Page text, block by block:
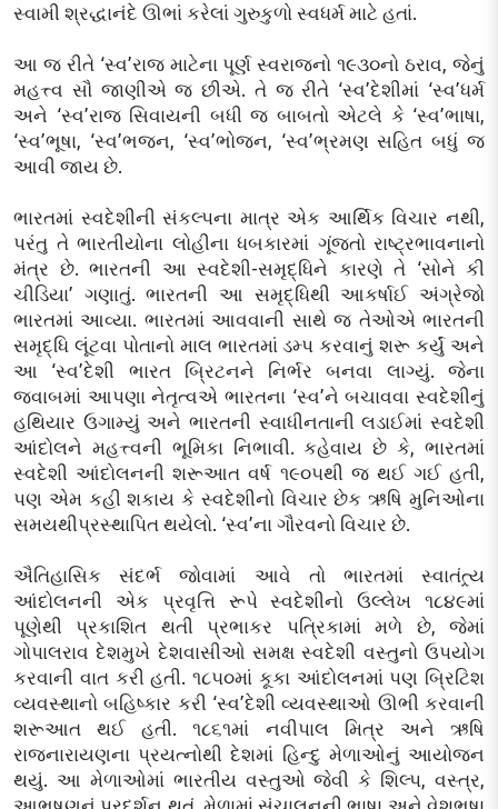
સ્વામી શ્રદ્ધાનંદે ઊભાં કરેલાં ગુરુકુળો સ્વધર્મ માટે હતાં.
આ જ રીતે ‘સ્વ’રાજ માટેના પૂર્ણ સ્વરાજનો ૧૯૩૦નો ઠરાવ, જેનું
મહત્ત્વ સૌ જાણીએ જ છીએ. તે જ રીતે ‘સ્વ’દેશીમાં ‘સ્વ’ધર્મ
અને ‘સ્વ’રાજ સિવાયની બધી જ બાબતો એટલે કે ‘સ્વ’ભાષા,
‘સ્વ’ભૂષા, ‘સ્વ’ભજન, ‘સ્વ’ભોજન, ‘સ્વ’ભ્રમણ સહિત બધું જ
આવી જાય છે.
ભારતમાં સ્વદેશીની સંકલ્પના માત્ર એક આર્થિક વિચાર નથી,
પરંતુ તે ભારતીયોના લોહીના ધબકારમાં ગૂંજતો રાષ્ટ્રભાવનાનો
મંત્ર છે. ભારતની આ સ્વદેશી-સમૃદ્ધિને કારણે તે ‘સોને કી
ચીડિયા’ ગણાતું. ભારતની આ સમૃદ્ધિથી આકર્ષાઈ અંગ્રેજો
ભારતમાં આવ્યા. ભારતમાં આવવાની સાથે જ તેઓએ ભારતની
સમૃદ્ધિ લૂંટવા પોતાનો માલ ભારતમાં ડમ્પ કરવાનું શરૂ કર્યું અને
આ ‘સ્વ’દેશી ભારત બ્રિટનને નિર્ભર બનવા લાગ્યું. જેના
જવાબમાં આપણા નેતૃત્વએ ભારતના ‘સ્વ’ને બચાવવા સ્વદેશીનું
હથિયાર ઉગામ્યું અને ભારતની સ્વાધીનતાની લડાઈમાં સ્વદેશી
આંદોલને મહત્ત્વની ભૂમિકા નિભાવી. કહેવાય છે કે, ભારતમાં
સ્વદેશી આંદોલનની શરૂઆત વર્ષ ૧૯૦૫થી જ થઈ ગઈ હતી,
પણ એમ કહી શકાય કે સ્વદેશીનો વિચાર છેક ઋષિ મુનિઓના
સમયથીપ્રસ્થાપિત થયેલો. ‘સ્વ’ના ગૌરવનો વિચાર છે.
ઐતિહાસિક સંદર્ભ જોવામાં આવે તો ભારતમાં સ્વાતંત્ર્ય
આંદોલનની એક પ્રવૃત્તિ રૂપે સ્વદેશીનો ઉલ્લેખ ૧૮૪૯માં
પૂણેથી પ્રકાશિત થતી પ્રભાકર પત્રિકામાં મળે છે, જેમાં
ગોપાલરાવ દેશમુખે દેશવાસીઓ સમક્ષ સ્વદેશી વસ્તુનો ઉપયોગ
કરવાની વાત કરી હતી. ૧૮૫૦માં કૂકા આંદોલનમાં પણ બ્રિટિશ
વ્યવસ્થાનો બહિષ્કાર કરી ‘સ્વ’દેશી વ્યવસ્થાઓ ઊભી કરવાની
શરૂઆત થઈ હતી. ૧૮૬૧માં નવીપાલ મિત્ર અને ઋષિ
રાજનારાયણના પ્રયત્નોથી દેશમાં હિન્દુ મેળાઓનું આયોજન
થયું. આ મેળાઓમાં ભારતીય વસ્તુઓ જેવી કે શિલ્પ, વસ્ત્ર,